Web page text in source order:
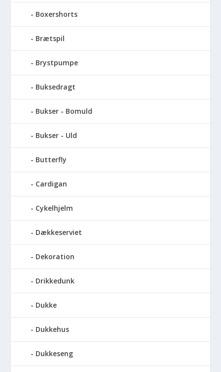
Boxershorts
Brætspil
Brystpumpe
Buksedragt
Bukser - Bomuld
Bukser - Uld
Butterfly
Cardigan
Cykelhjelm
Dækkeserviet
Dekoration
Drikkedunk
Dukke
Dukkehus
Dukkeseng